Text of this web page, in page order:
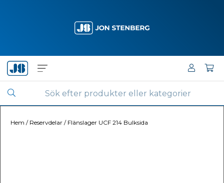
Hem / Reservdelar / Flänslager UCF 214 Bulksida